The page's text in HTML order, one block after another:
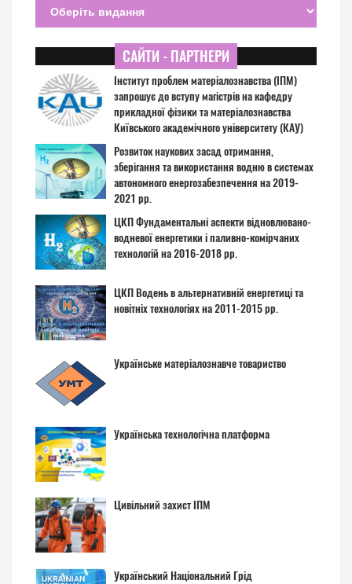
САЙТИ - ПАРТНЕРИ
Інститут проблем матеріалознавства (ІПМ)
запрошує до вступу магістрів на кафедру
прикладної фізики та матеріалознавства
Київського академічного університету (КАУ)
Розвиток наукових засад отримання,
зберігання та використання водню в системах
автономного енергозабезпечення на 2019-
2021 рр.
ЦКП Фундаментальні аспекти відновлювано-
водневої енергетики і паливно-комірчаних
технологій на 2016-2018 рр.
ЦКП Водень в альтернативній енергетиці та
новітніх технологіях на 2011-2015 рр.
Українське матеріалознавче товариство
Українська технологічна платформа
Цивільний захист ІПМ
Український Національний Грід